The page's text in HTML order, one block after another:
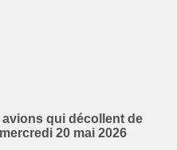
qui décollent de
20 mai 2026